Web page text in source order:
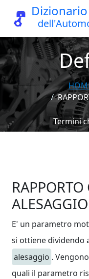
Termini
RAPPORTO
ALESAGGIO
E' un parametro
si ottiene dividendo
alesaggio .
quali il parametro